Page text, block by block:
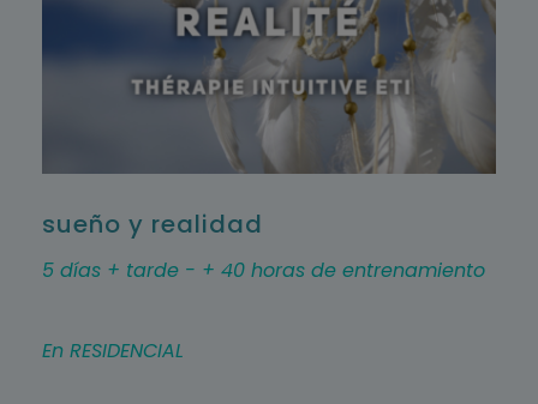
sueño y realidad
5 días + tarde - + 40 horas de entrenamiento
En RESIDENCIAL